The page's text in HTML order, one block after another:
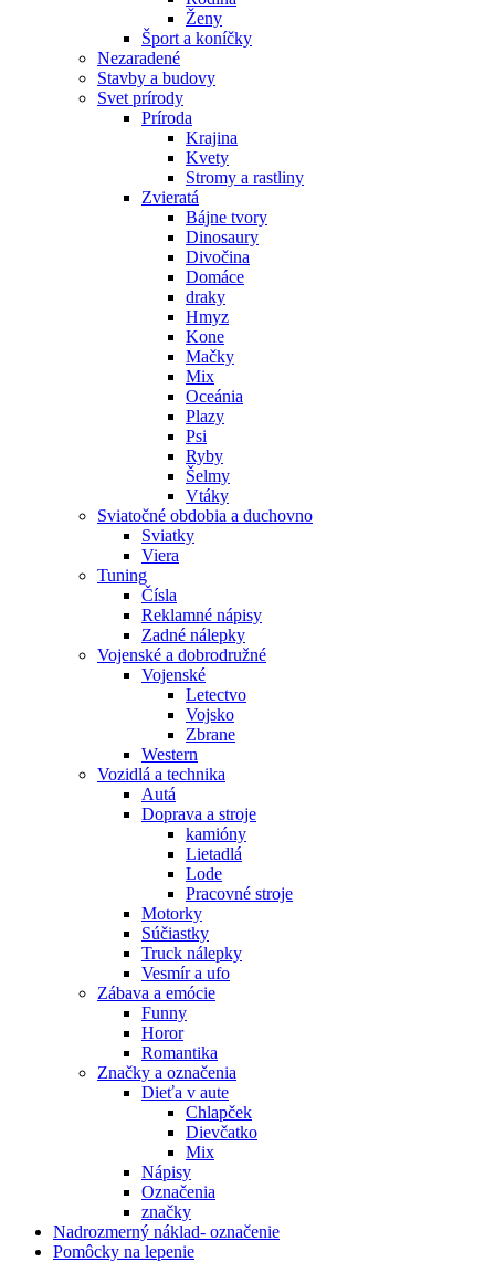
Ženy
Šport a koníčky
Nezaradené
Stavby a budovy
Svet prírody
Príroda
Krajina
Kvety
Stromy a rastliny
Zvieratá
Bájne tvory
Dinosaury
Divočina
Domáce
draky
Hmyz
Kone
Mačky
Mix
Oceánia
Plazy
Psi
Ryby
Šelmy
Vtáky
Sviatočné obdobia a duchovno
Sviatky
Viera
Tuning
Čísla
Reklamné nápisy
Zadné nálepky
Vojenské a dobrodružné
Vojenské
Letectvo
Vojsko
Zbrane
Western
Vozidlá a technika
Autá
Doprava a stroje
kamióny
Lietadlá
Lode
Pracovné stroje
Motorky
Súčiastky
Truck nálepky
Vesmír a ufo
Zábava a emócie
Funny
Horor
Romantika
Značky a označenia
Dieťa v aute
Chlapček
Dievčatko
Mix
Nápisy
Označenia
značky
Nadrozmerný náklad- označenie
Pomôcky na lepenie